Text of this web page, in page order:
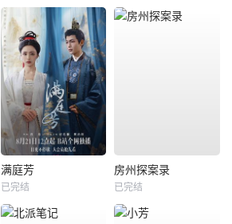
满庭芳
已完结
房州探案录
已完结